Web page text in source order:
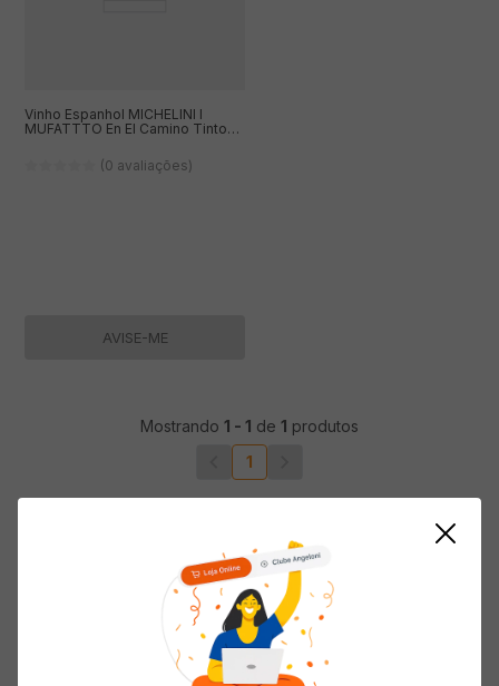
Vinho Espanhol MICHELINI I
MUFATTTO En El Camino Tinto
(0 avaliações)
AVISE-ME
Mostrando 1 - 1 de 1 produtos
1